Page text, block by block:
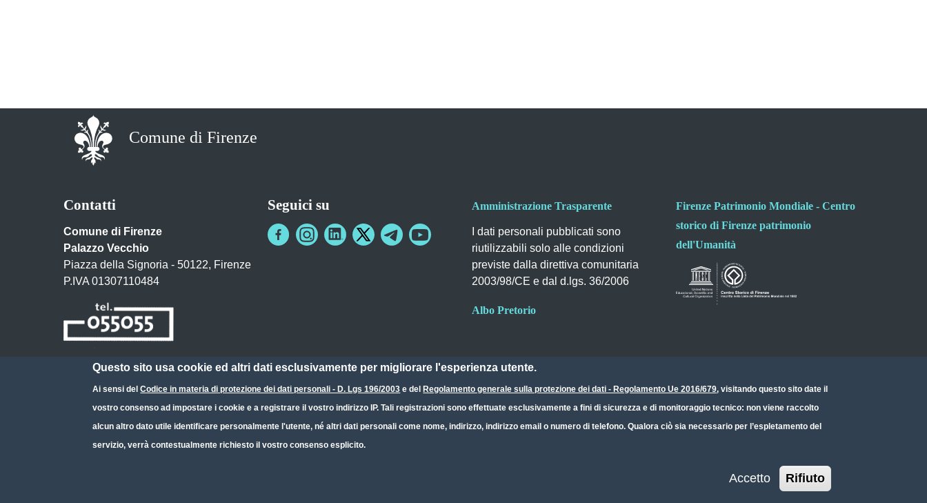
Comune di Firenze
Contatti
Comune di Firenze
Palazzo Vecchio
Piazza della Signoria - 50122, Firenze
P.IVA 01307110484
Posta Elettronica Certificata
Seguici su Amministrazione Trasparente
I dati personali pubblicati sono
riutilizzabili solo alle condizioni
previste dalla direttiva comunitaria
2003/98/CE e dal d.lgs. 36/2006
Albo Pretorio
Firenze Patrimonio Mondiale - Centro
storico di Firenze patrimonio
dell'Umanità
Small prints
Useful links section
Questo sito usa cookie ed altri dati esclusivamente per migliorare l'esperienza utente.
Ai sensi delCodice in materia di protezione dei dati personali - D. Lgs 196/2003 e del Regolamento generale sulla protezione dei dati - Regolamento Ue 2016/679, visitando questo sito date il
vostro consenso ad impostare i cookie e a registrare il vostro indirizzo IP. Tali registrazioni sono effettuate esclusivamente a fini di sicurezza e di monitoraggio tecnico: non viene raccolto
alcun altro dato utile identificare personalmente l'utente, né altri dati personali come nome, indirizzo, indirizzo email o numero di telefono. Qualora ciò sia necessario per l’espletamento del
servizio, verrà contestualmente richiesto il vostro consenso esplicito.
Accetto Rifiuto